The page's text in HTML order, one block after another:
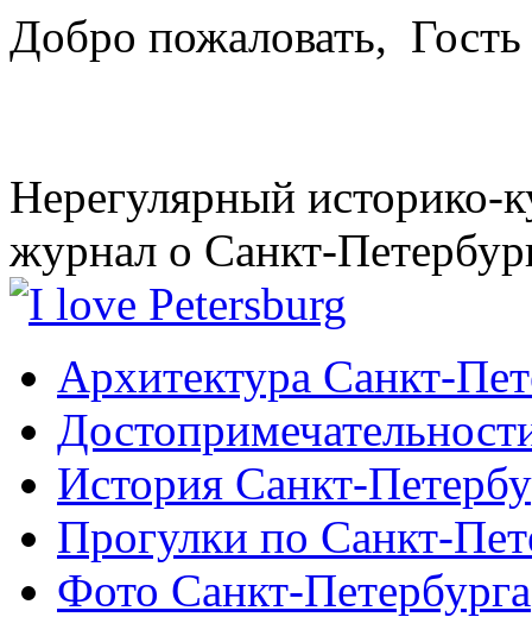
Добро пожаловать, Гость
Нерегулярный историко-
журнал о Санкт-
Архитектура Санкт-
История Санкт-
Прогулки по Санкт-
Фото Санкт-Петербурга